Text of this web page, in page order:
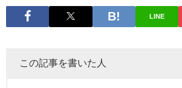
LINE
この記事を書いた人